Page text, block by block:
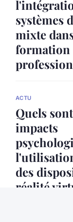
systèmes
mixte
formation
ACTU
Quels
impacts
des
réalité